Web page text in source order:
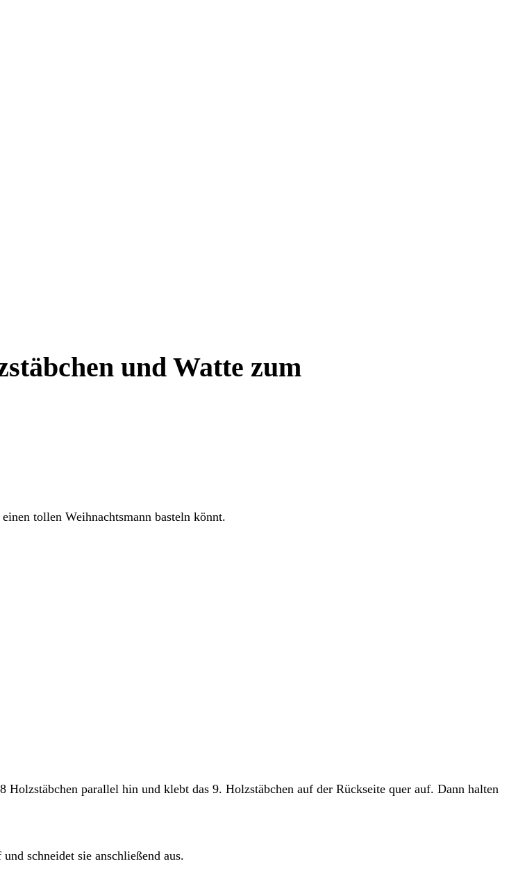
und Watte zum
tollen Weihnachtsmann basteln könnt.
parallel hin und klebt das 9. Holzstäbchen auf der Rückseite quer auf. Dann halten
schneidet sie anschließend aus.